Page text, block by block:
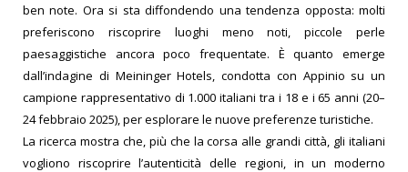
ben note. Ora si sta diffondendo una tendenza opposta: molti
preferiscono riscoprire luoghi meno noti, piccole perle
paesaggistiche ancora poco frequentate. È quanto emerge
dall’indagine di Meininger Hotels, condotta con Appinio su un
campione rappresentativo di 1.000 italiani tra i 18 e i 65 anni (20–
24 febbraio 2025), per esplorare le nuove preferenze turistiche.
La ricerca mostra che, più che la corsa alle grandi città, gli italiani
vogliono riscoprire l’autenticità delle regioni, in un moderno